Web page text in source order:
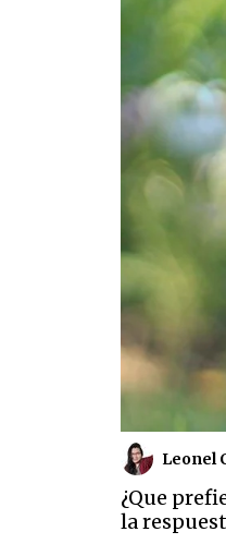
Leonel
¿Que
la